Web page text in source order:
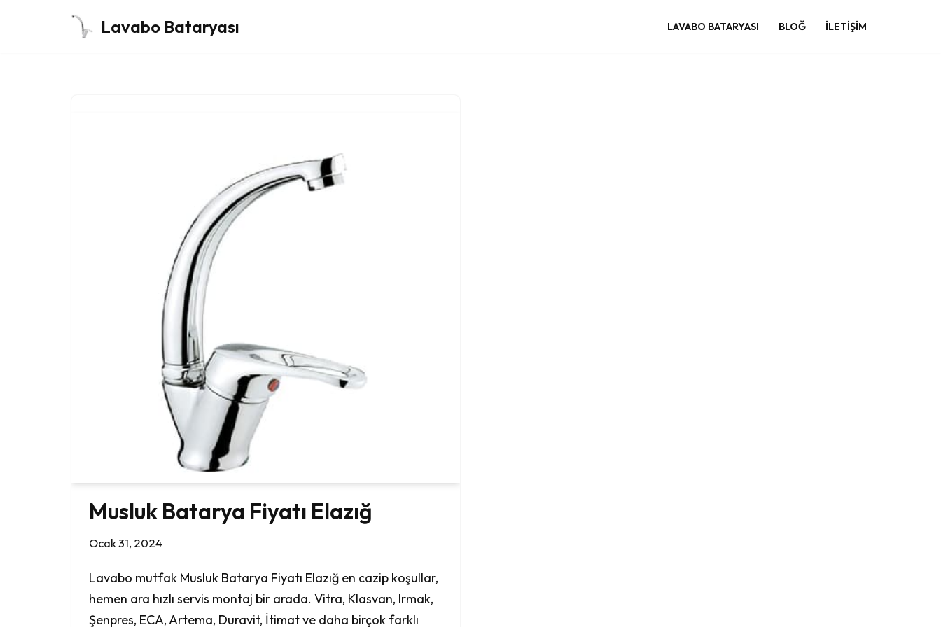
Lavabo Bataryası LAVABO BATARYASI BLOĞ İLETIŞIM
Musluk Batarya Fiyatı Elazığ
Ocak 31, 2024
Lavabo mutfak Musluk Batarya Fiyatı Elazığ en cazip koşullar,
hemen ara hızlı servis montaj bir arada. Vitra, Klasvan, Irmak,
Şenpres, ECA, Artema, Duravit, İtimat ve daha birçok farklı